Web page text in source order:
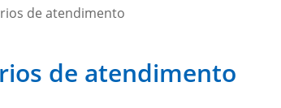
de atendimento
de atendimento